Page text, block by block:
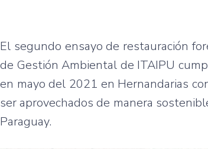
El segundo ensayo de restauración
de Gestión Ambiental de ITAIPU
en mayo del 2021 en Hernandarias
ser aprovechados de manera
Paraguay.